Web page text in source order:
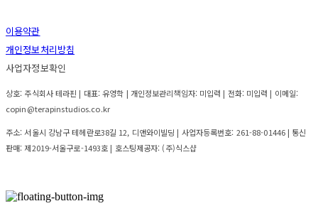
이용약관
개인정보처리방침
사업자정보확인
상호: 주식회사 테라핀 | 대표: 유영학 | 개인정보관리책임자: 미입력 | 전화: 미입력 | 이메일:
copin@terapinstudios.co.kr
주소: 서울시 강남구 테헤란로38길 12, 디앤와이빌딩 | 사업자등록번호: 261-88-01446| 통신
판매: 제2019-서울구로-1493호 | 호스팅제공자: (주)식스샵